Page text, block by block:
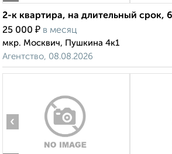
2-к квартира, на длительный срок,
25 000 ₽ в месяц
мкр. Москвич, Пушкина 4к1
Агентство, 08.08.2026
‹